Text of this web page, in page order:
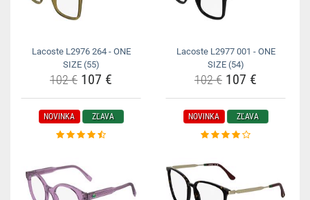
Lacoste L2976 264 - ONE
SIZE (55)
102 € 107 €
Lacoste L2977 001 - ONE
SIZE (54)
102 € 107 €
NOVINKA ZĽAVA NOVINKA ZĽAVA